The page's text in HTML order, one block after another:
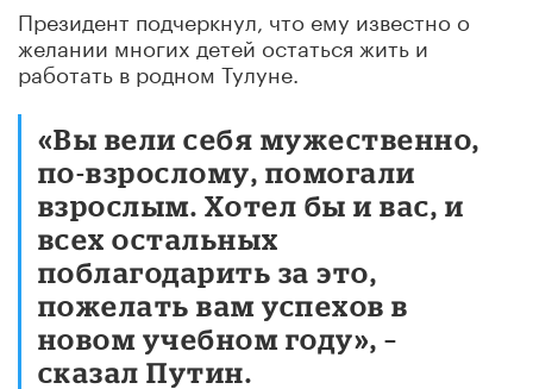
Президент подчеркнул, что ему известно о
желании многих детей остаться жить и
работать в родном Тулуне.
«Вы вели себя мужественно,
по-взрослому, помогали
взрослым. Хотел бы и вас, и
всех остальных
поблагодарить за это,
пожелать вам успехов в
новом учебном году», –
сказал Путин.